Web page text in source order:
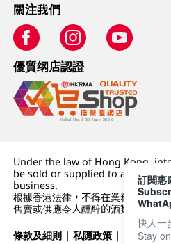
關注我們
優質纲店認證
Under the law of Hong Kong,
be sold or supplied to a minor
business.
根據香港法律，不得在業務過程中，
售賣或供應令人醺醉的酒類。
條款及細則 |私隱政策 | DFI零售集
訂閱惠
快人一
Stay